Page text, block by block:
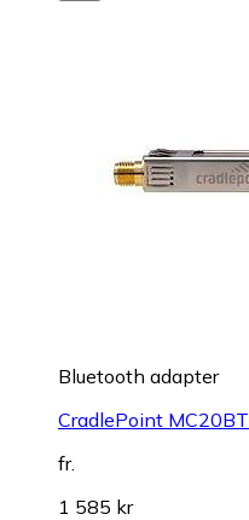
Bluetooth adapter
CradlePoint MC20BT
fr.
1 585 kr